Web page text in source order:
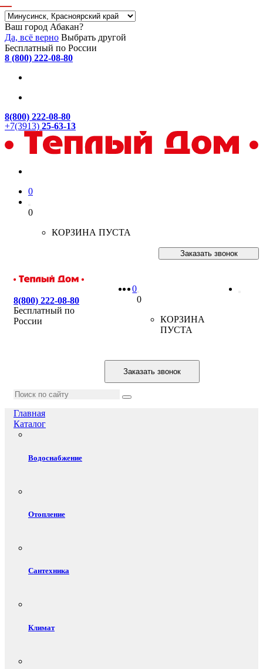
Ваш город Абакан?
Да, всё верно Выбрать другой
Бесплатный по России
8 (800) 222-08-80
8(800) 222-08-80
+7(3913) 25-63-13
0
0
КОРЗИНА ПУСТА
Заказать звонок
8(800) 222-08-80
Бесплатный по
России
0
0
КОРЗИНА
ПУСТА
Заказать звонок
Главная
Каталог
Водоснабжение
Отопление
Сантехника
Климат